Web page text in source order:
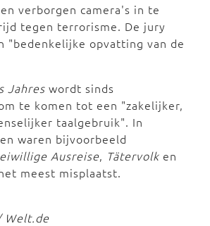
verborgen camera's in te
tegen terrorisme. De jury
"bedenkelijke opvatting van de
Jahres wordt sinds
te komen tot een "zakelijker,
taalgebruik". In
waren bijvoorbeeld
Ausreise, Tätervolk en
meest misplaatst.
Welt.de